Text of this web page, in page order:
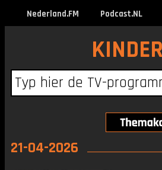
Nederland.FM Podcast.NL
21-04-2026